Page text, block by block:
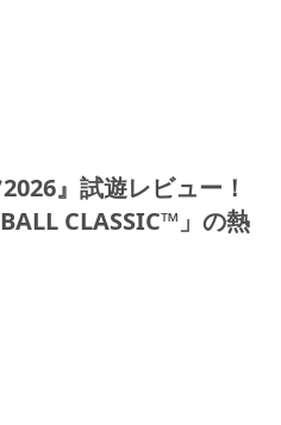
』試遊レビュー！
CLASSIC™」の熱